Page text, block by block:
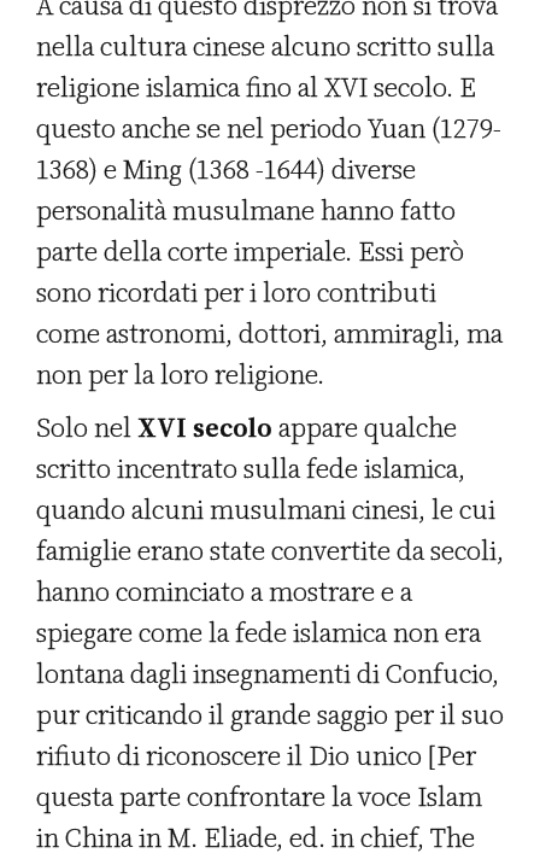
nella cultura cinese alcuno scritto sulla
religione islamica fino al XVI secolo. E
questo anche se nel periodo Yuan (1279-
1368) e Ming (1368 -1644) diverse
personalità musulmane hanno fatto
parte della corte imperiale. Essi però
sono ricordati per i loro contributi
come astronomi, dottori, ammiragli, ma
non per la loro religione.
Solo nelXVI secolo appare qualche
scritto incentrato sulla fede islamica,
quando alcuni musulmani cinesi, le cui
famiglie erano state convertite da secoli,
hanno cominciato a mostrare e a
spiegare come la fede islamica non era
lontana dagli insegnamenti di Confucio,
pur criticando il grande saggio per il suo
rifiuto di riconoscere il Dio unico [Per
questa parte confrontare la voce Islam
in China in M. Eliade, ed. in chief, The